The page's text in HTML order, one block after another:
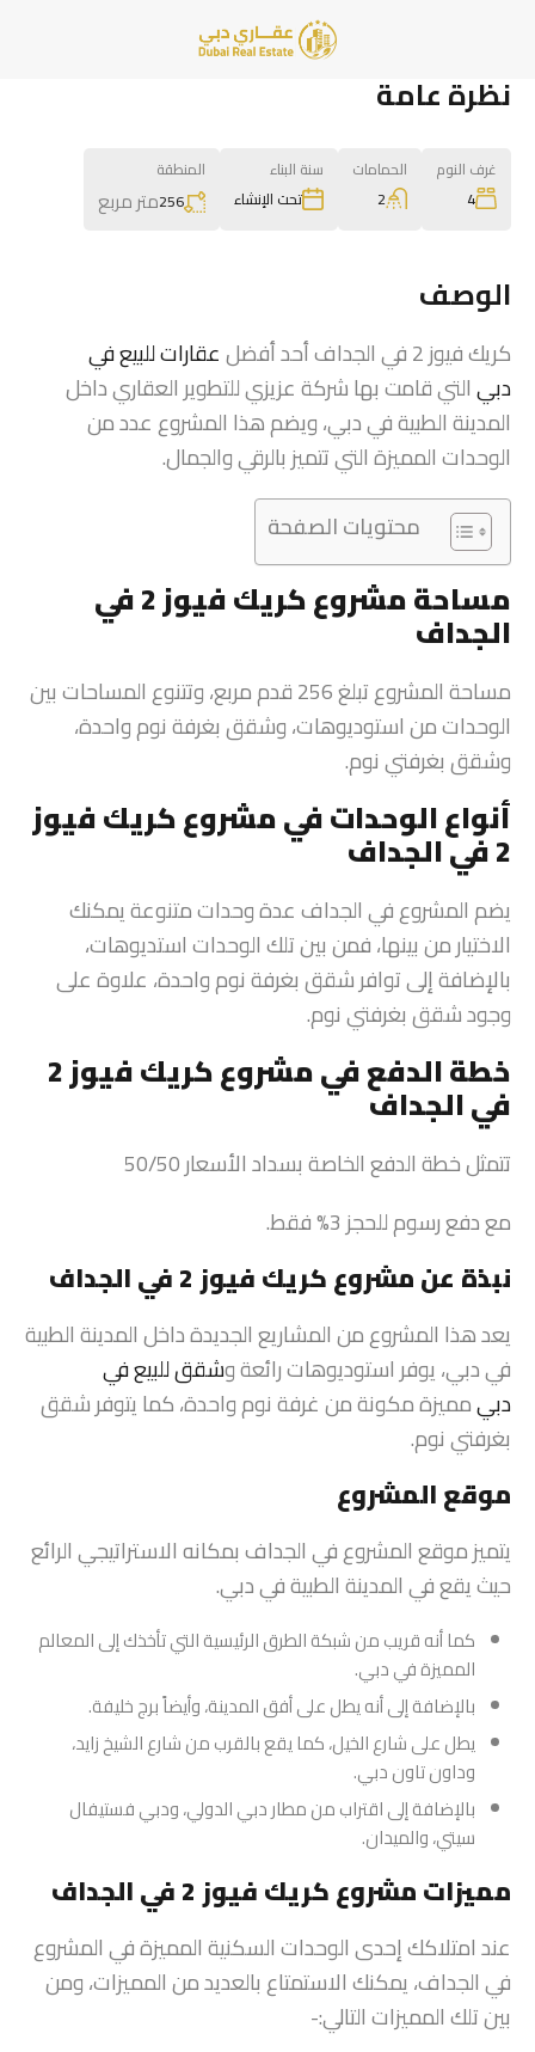
نظرة عامة
غرف النوم
4
الحمامات
2
سنة البناء
تحت الإنشاء
المنطقة
256متر مربع
الوصف
كريك فيوز 2 في الجداف أحد أفضل
عقارات للبيع في
دبيالتي قامت بها شركة عزيزي للتطوير العقاري داخل
المدينة الطبية في دبي، ويضم هذا المشروع عدد من
الوحدات المميزة التي تتميز بالرقي والجمال.
محتويات الصفحة
مساحة مشروع كريك فيوز 2 في
الجداف
مساحة المشروع تبلغ 256 قدم مربع، وتتنوع المساحات بين
الوحدات من استوديوهات، وشقق بغرفة نوم واحدة،
وشقق بغرفتي نوم.
أنواع الوحدات في مشروع كريك فيوز
2 في الجداف
يضم المشروع في الجداف عدة وحدات متنوعة يمكنك
الاختيار من بينها، فمن بين تلك الوحدات استديوهات،
بالإضافة إلى توافر شقق بغرفة نوم واحدة، علاوة على
وجود شقق بغرفتي نوم.
خطة الدفع في مشروع كريك فيوز 2
في الجداف
تتمثل خطة الدفع الخاصة بسداد الأسعار 50/50
مع دفع رسوم للحجز 3% فقط.
نبذة عن مشروع كريك فيوز 2 في الجداف
يعد هذا المشروع من المشاريع الجديدة داخل المدينة الطبية
في دبي، يوفر استوديوهات رائعة وشقق للبيع في
دبيمميزة مكونة من غرفة نوم واحدة، كما يتوفر شقق
بغرفتي نوم.
موقع المشروع
يتميز موقع المشروع في الجداف بمكانه الاستراتيجي الرائع
حيث يقع في المدينة الطبية في دبي.
كما أنه قريب من شبكة الطرق الرئيسية التي تأخذك إلى المعالم
المميزة في دبي.
بالإضافة إلى أنه يطل على أفق المدينة، وأيضاً برج خليفة.
يطل على شارع الخيل، كما يقع بالقرب من شارع الشيخ زايد،
وداون تاون دبي.
بالإضافة إلى اقتراب من مطار دبي الدولي، ودبي فستيفال
سيتي، والميدان.
مميزات مشروع كريك فيوز 2 في الجداف
عند امتلاكك إحدى الوحدات السكنية المميزة في المشروع
في الجداف، يمكنك الاستمتاع بالعديد من المميزات، ومن
بين تلك المميزات التالي:-